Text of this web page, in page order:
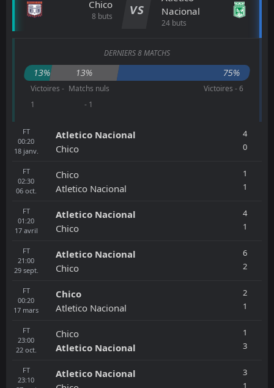
Chico
8 buts VS
Nacional
24 buts
DERNIERS 8 MATCHS
13% 13% 75%
Victoires -
1
Matchs nuls
- 1
Victoires - 6
FT
00:20
18 janv.
Atletico Nacional
Chico
4
0
FT
02:30
06 oct.
Chico
Atletico Nacional
1
1
FT
01:20
17 avril
Atletico Nacional
Chico
4
1
FT
21:00
29 sept.
Atletico Nacional
Chico
6
2
FT
00:20
17 mars
Chico
Atletico Nacional
2
1
FT
23:00
22 oct.
Chico
Atletico Nacional
1
3
FT
23:10
Atletico Nacional
3